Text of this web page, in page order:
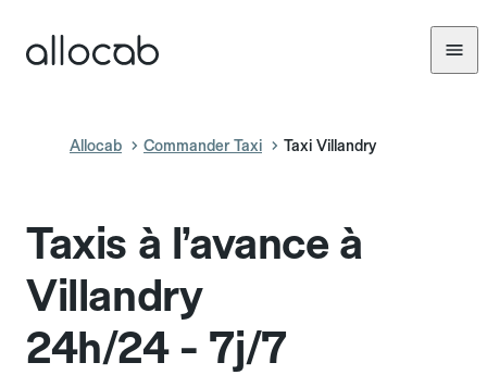
Allocab Commander Taxi Taxi Villandry
Taxis à l’avance à
Villandry
24h/24 - 7j/7